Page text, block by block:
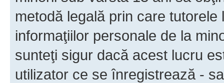
metodă legală prin care
informaţiilor personale de la
sunteţi sigur dacă acest lucru
utilizator ce se înregistrează -